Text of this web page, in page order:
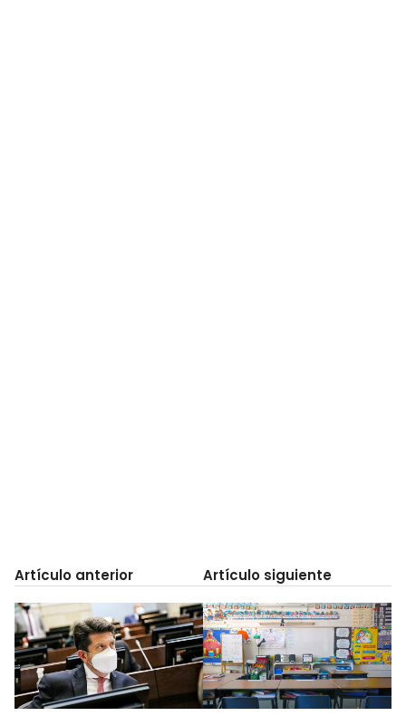
Artículo anterior Artículo siguiente